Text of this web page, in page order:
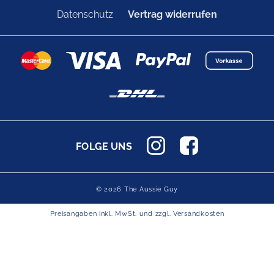
Datenschutz Vertrag widerrufen
FOLGE UNS
© 2026 The Aussie Guy
Preisangaben inkl. MwSt. und zzgl. Versandkosten